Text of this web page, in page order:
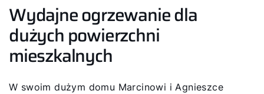
Wydajne ogrzewanie dla
dużych powierzchni
mieszkalnych
W swoim dużym domu Marcinowi i Agnieszce